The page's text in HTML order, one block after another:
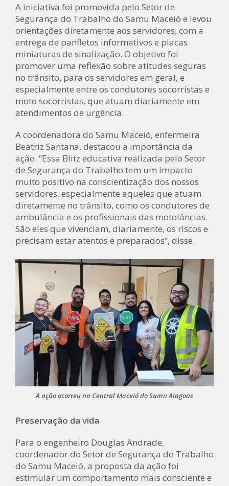
A iniciativa foi promovida pelo Setor de
Segurança do Trabalho do Samu Maceió e levou
orientações diretamente aos servidores, com a
entrega de panfletos informativos e placas
miniaturas de sinalização. O objetivo foi
promover uma reflexão sobre atitudes seguras
no trânsito, para os servidores em geral, e
especialmente entre os condutores socorristas e
moto socorristas, que atuam diariamente em
atendimentos de urgência.
A coordenadora do Samu Maceió, enfermeira
Beatriz Santana, destacou a importância da
ação. “Essa Blitz educativa realizada pelo Setor
de Segurança do Trabalho tem um impacto
muito positivo na conscientização dos nossos
servidores, especialmente aqueles que atuam
diretamente no trânsito, como os condutores de
ambulância e os profissionais das motolâncias.
São eles que vivenciam, diariamente, os riscos e
precisam estar atentos e preparados”, disse.
A ação ocorreu na Central Maceió do Samu Alagoas
Preservação da vida
Para o engenheiro Douglas Andrade,
coordenador do Setor de Segurança do Trabalho
do Samu Maceió, a proposta da ação foi
estimular um comportamento mais consciente e